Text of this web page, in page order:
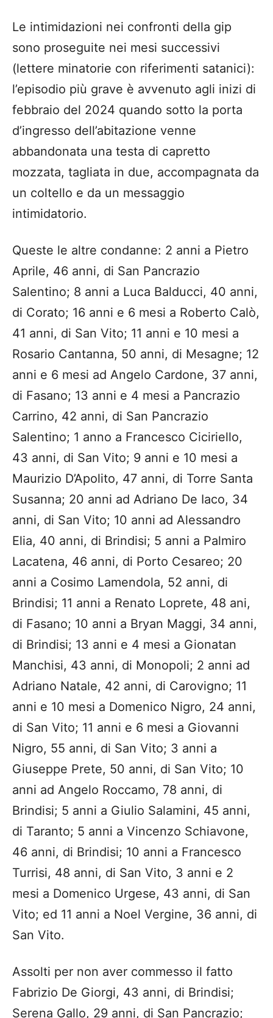
Le intimidazioni nei confronti della gip
sono proseguite nei mesi successivi
(lettere minatorie con riferimenti satanici):
l’episodio più grave è avvenuto agli inizi di
febbraio del 2024 quando sotto la porta
d’ingresso dell’abitazione venne
abbandonata una testa di capretto
mozzata, tagliata in due, accompagnata da
un coltello e da un messaggio
intimidatorio.
Queste le altre condanne: 2 anni a Pietro
Aprile, 46 anni, di San Pancrazio
Salentino; 8 anni a Luca Balducci, 40 anni,
di Corato; 16 anni e 6 mesi a Roberto Calò,
41 anni, di San Vito; 11 anni e 10 mesi a
Rosario Cantanna, 50 anni, di Mesagne; 12
anni e 6 mesi ad Angelo Cardone, 37 anni,
di Fasano; 13 anni e 4 mesi a Pancrazio
Carrino, 42 anni, di San Pancrazio
Salentino; 1 anno a Francesco Ciciriello,
43 anni, di San Vito; 9 anni e 10 mesi a
Maurizio D’Apolito, 47 anni, di Torre Santa
Susanna; 20 anni ad Adriano De Iaco, 34
anni, di San Vito; 10 anni ad Alessandro
Elia, 40 anni, di Brindisi; 5 anni a Palmiro
Lacatena, 46 anni, di Porto Cesareo; 20
anni a Cosimo Lamendola, 52 anni, di
Brindisi; 11 anni a Renato Loprete, 48 ani,
di Fasano; 10 anni a Bryan Maggi, 34 anni,
di Brindisi; 13 anni e 4 mesi a Gionatan
Manchisi, 43 anni, di Monopoli; 2 anni ad
Adriano Natale, 42 anni, di Carovigno; 11
anni e 10 mesi a Domenico Nigro, 24 anni,
di San Vito; 11 anni e 6 mesi a Giovanni
Nigro, 55 anni, di San Vito; 3 anni a
Giuseppe Prete, 50 anni, di San Vito; 10
anni ad Angelo Roccamo, 78 anni, di
Brindisi; 5 anni a Giulio Salamini, 45 anni,
di Taranto; 5 anni a Vincenzo Schiavone,
46 anni, di Brindisi; 10 anni a Francesco
Turrisi, 48 anni, di San Vito, 3 anni e 2
mesi a Domenico Urgese, 43 anni, di San
Vito; ed 11 anni a Noel Vergine, 36 anni, di
San Vito.
Assolti per non aver commesso il fatto
Fabrizio De Giorgi, 43 anni, di Brindisi;
Serena Gallo, 29 anni, di San Pancrazio;